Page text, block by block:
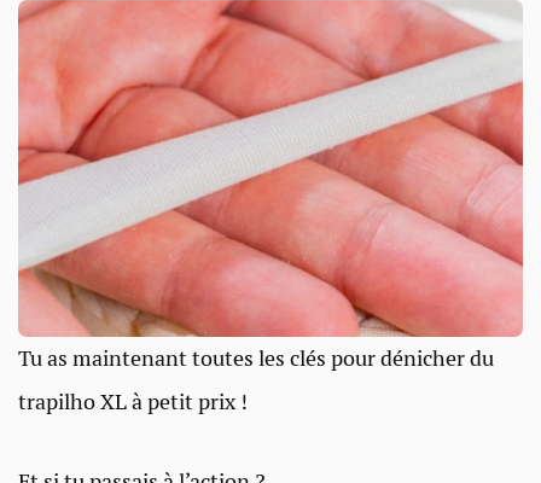
Tu as maintenant toutes les clés pour dénicher du
trapilho XL à petit prix !